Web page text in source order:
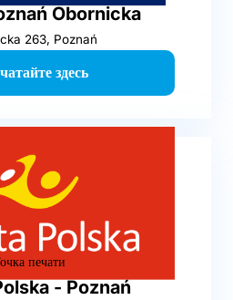
Obornicka
263, Poznań
здесь
печати
- Poznań